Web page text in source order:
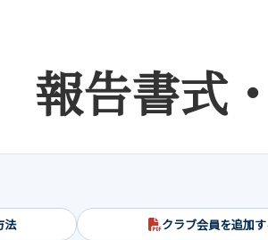
報告書式
法 クラブ会員を追加